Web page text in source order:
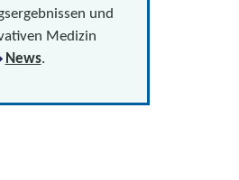
und
Medizin
News.